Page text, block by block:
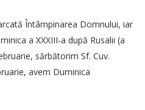
Întâmpinarea Domnului, iar
a XXXIII-a după Rusalii (a
sărbătorim Sf. Cuv.
avem Duminica